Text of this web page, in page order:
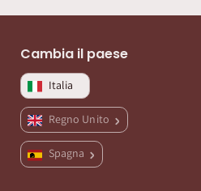
Cambia il paese
Italia
Regno Unito
Spagna